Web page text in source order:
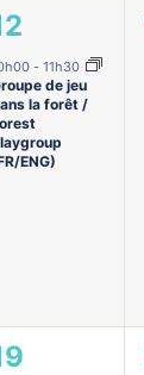
- 11h30
de jeu
la forêt /
ENG)